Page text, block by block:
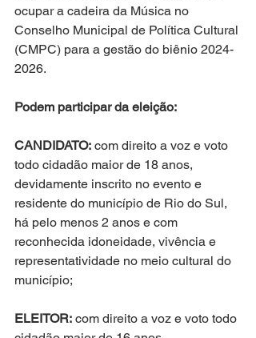
ocupar a cadeira da Música no
Conselho Municipal de Política Cultural
(CMPC) para a gestão do biênio 2024-
2026.
Podem participar da eleição:
CANDIDATO: com direito a voz e voto
todo cidadão maior de 18 anos,
devidamente inscrito no evento e
residente do município de Rio do Sul,
há pelo menos 2 anos e com
reconhecida idoneidade, vivência e
representatividade no meio cultural do
município;
ELEITOR: com direito a voz e voto todo